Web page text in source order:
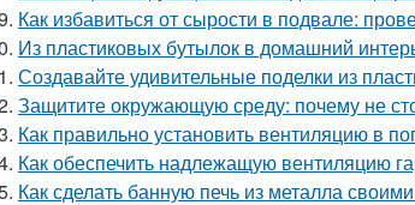
Как избавиться от сырости в подвале:
Из пластиковых бутылок в домашний
Создавайте удивительные поделки из
Защитите окружающую среду: почему не
Как правильно установить вентиляцию в
Как обеспечить надлежащую вентиляцию
Как сделать банную печь из металла